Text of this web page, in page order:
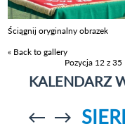
Ściągnij oryginalny obrazek
« Back to gallery
Pozycja 12 z 35
KALENDARZ
Przejdź doPrzejdź do